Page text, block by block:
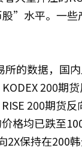
”水平。一些
所的数据，国
200期
200期货反
格均已跌至
2X保持在200韩